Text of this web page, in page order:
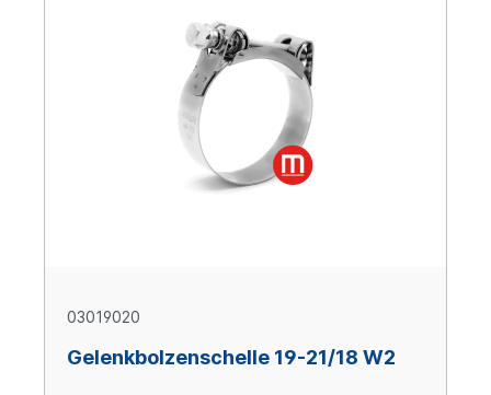
03019020
Gelenkbolzenschelle 19-21/18 W2